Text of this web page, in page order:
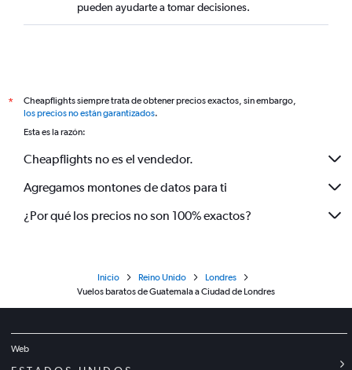
pueden ayudarte a tomar decisiones.
*
Cheapflights siempre trata de obtener precios exactos, sin embargo,
los precios no están garantizados.
Esta es la razón:
Cheapflights no es el vendedor.
Agregamos montones de datos para ti
¿Por qué los precios no son 100% exactos?
Inicio Reino Unido
Londres
Vuelos baratos de Guatemala a Ciudad de Londres
Web